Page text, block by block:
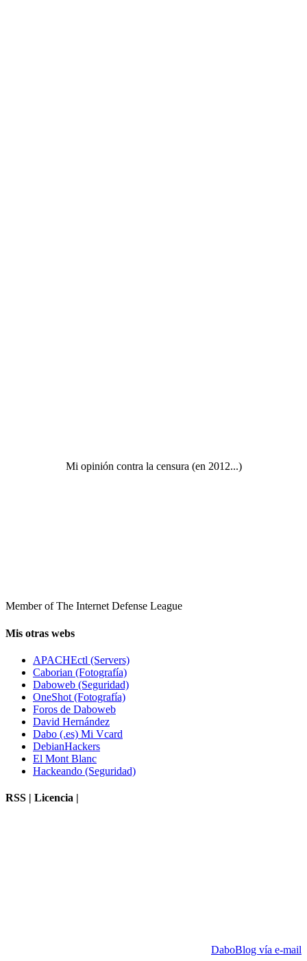
Mi opinión contra la censura (en 2012...)
Member of The Internet Defense League
Mis otras webs
APACHEctl (Servers)
Caborian (Fotografía)
Daboweb (Seguridad)
OneShot (Fotografía)
Foros de Daboweb
David Hernández
Dabo (.es) Mi Vcard
DebianHackers
El Mont Blanc
Hackeando (Seguridad)
RSS | Licencia |
DaboBlog vía e-mail